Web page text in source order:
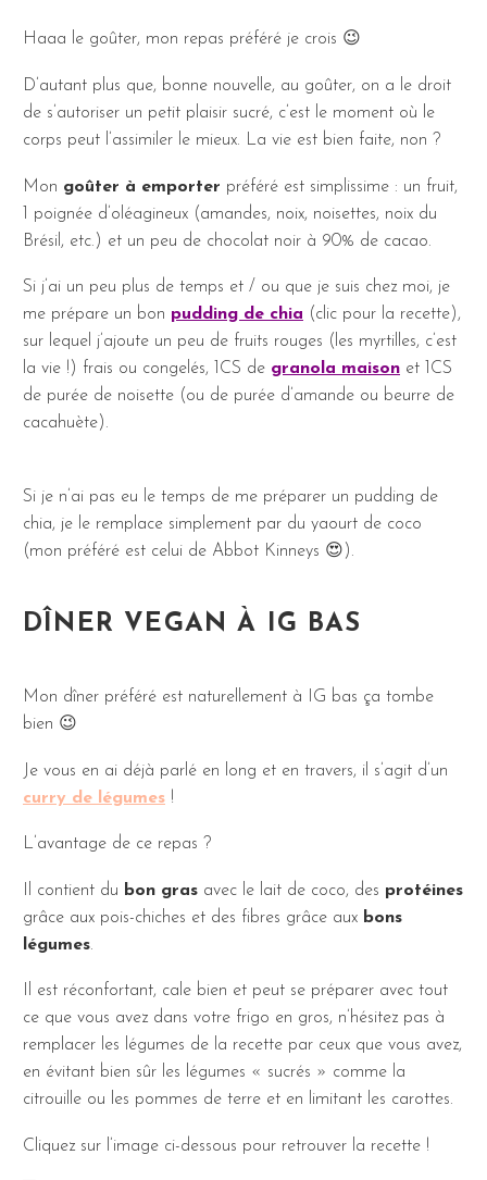
Haaa le goûter, mon repas préféré je crois 😉
D’autant plus que, bonne nouvelle, au goûter, on a le droit
de s’autoriser un petit plaisir sucré, c’est le moment où le
corps peut l’assimiler le mieux. La vie est bien faite, non ?
Mon goûter à emporter préféré est simplissime : un fruit,
1 poignée d’oléagineux (amandes, noix, noisettes, noix du
Brésil, etc.) et un peu de chocolat noir à 90% de cacao.
Si j’ai un peu plus de temps et / ou que je suis chez moi, je
me prépare un bon pudding de chia (clic pour la recette),
sur lequel j’ajoute un peu de fruits rouges (les myrtilles, c’est
la vie !) frais ou congelés, 1CS de granola maison et 1CS
de purée de noisette (ou de purée d’amande ou beurre de
cacahuète).
Si je n’ai pas eu le temps de me préparer un pudding de
chia, je le remplace simplement par du yaourt de coco
(mon préféré est celui de Abbot Kinneys 😍).
DÎNER VEGAN À IG BAS
Mon dîner préféré est naturellement à IG bas ça tombe
bien 😉
Je vous en ai déjà parlé en long et en travers, il s’agit d’un
curry de légumes !
L’avantage de ce repas ?
Il contient du bon gras avec le lait de coco, des protéines
grâce aux pois-chiches et des fibres grâce aux bons
légumes.
Il est réconfortant, cale bien et peut se préparer avec tout
ce que vous avez dans votre frigo en gros, n’hésitez pas à
remplacer les légumes de la recette par ceux que vous avez,
en évitant bien sûr les légumes « sucrés » comme la
citrouille ou les pommes de terre et en limitant les carottes.
Cliquez sur l’image ci-dessous pour retrouver la recette !